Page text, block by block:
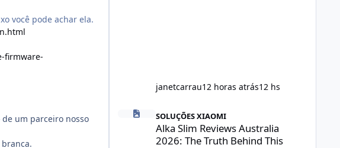
você pode achar ela.
firmware-
um parceiro nosso
janetcarrau12 horas atrás12 hs
SOLUÇÕES XIAOMI
Alka Slim Reviews Australia
2026: The Truth Behind This